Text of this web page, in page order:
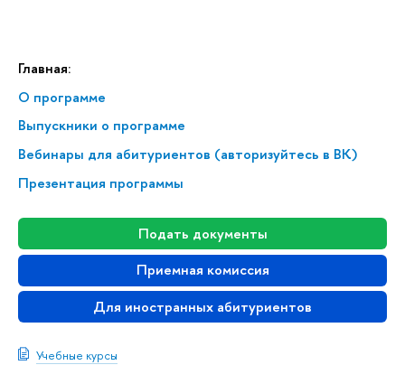
Главная:
О программе
Выпускники о программе
Вебинары для абитуриентов (авторизуйтесь в ВК)
Презентация программы
Подать документы
Приемная комиссия
Для иностранных абитуриентов
Учебные курсы